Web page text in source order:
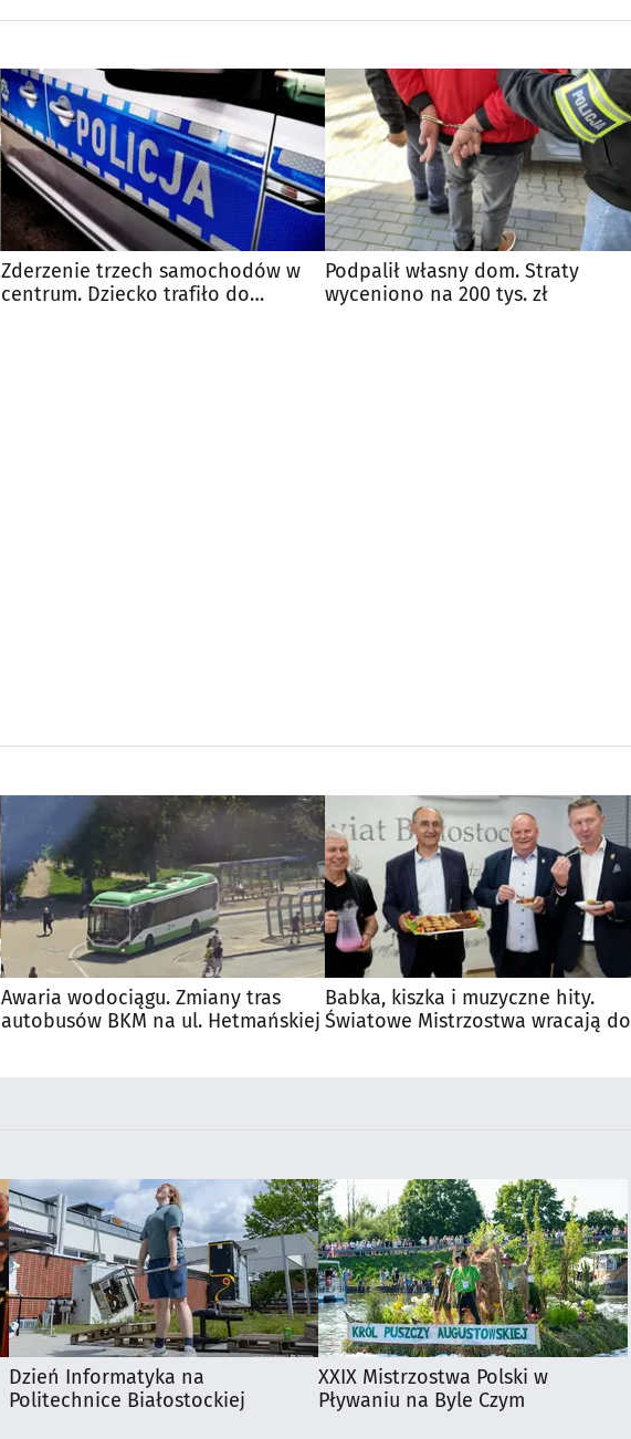
Zderzenie trzech samochodów w
centrum. Dziecko trafiło do
Podpalił własny dom. Straty
wyceniono na 200 tys. zł
Awaria wodociągu. Zmiany tras
autobusów BKM na ul. Hetmańskiej
Babka, kiszka i muzyczne hity.
Światowe Mistrzostwa wracają do
Dzień Informatyka na
Politechnice Białostockiej
XXIX Mistrzostwa Polski w
Pływaniu na Byle Czym